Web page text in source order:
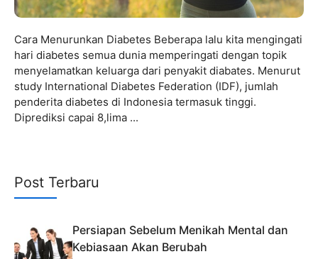
Cara Menurunkan Diabetes Beberapa lalu kita mengingati
hari diabetes semua dunia memperingati dengan topik
menyelamatkan keluarga dari penyakit diabates. Menurut
study International Diabetes Federation (IDF), jumlah
penderita diabetes di Indonesia termasuk tinggi.
Diprediksi capai 8,lima ...
Post Terbaru
Persiapan Sebelum Menikah Mental dan
Kebiasaan Akan Berubah